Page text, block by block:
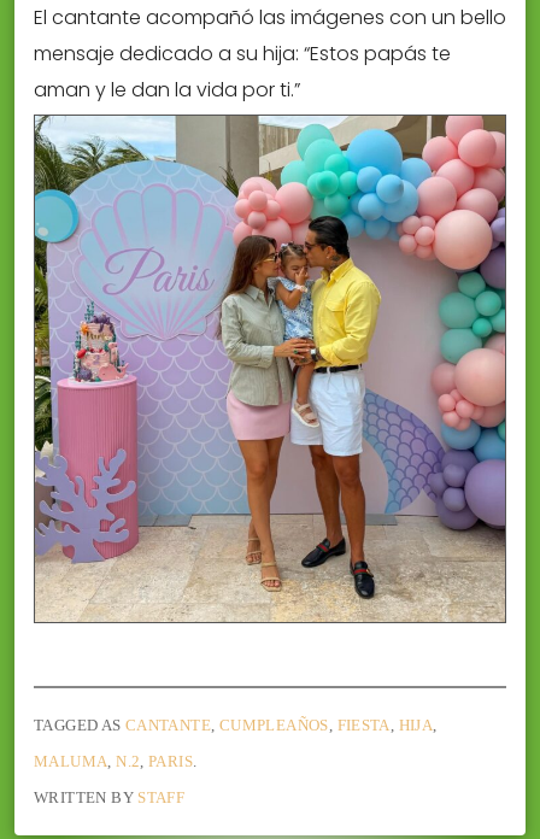
El cantante acompañó las imágenes con un bello
mensaje dedicado a su hija: “Estos papás te
aman y le dan la vida por ti.”
TAGGED AS CANTANTE, CUMPLEAÑOS, FIESTA, HIJA,
MALUMA,N.2,PARIS.
WRITTEN BY STAFF